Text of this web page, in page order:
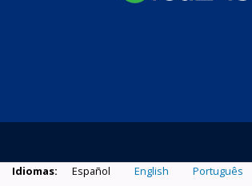
Idiomas: Español English Português